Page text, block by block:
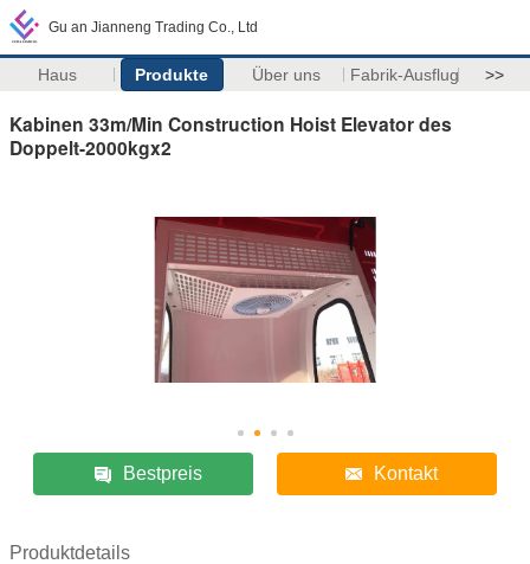
Gu an Jianneng Trading Co., Ltd
Haus Produkte Über uns Fabrik-Ausflug >>
Kabinen 33m/Min Construction Hoist Elevator des
Doppelt-2000kgx2
Bestpreis Kontakt
Produktdetails